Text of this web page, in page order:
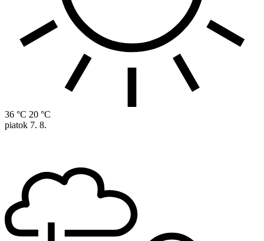
36 °C 20 °C
piatok 7. 8.